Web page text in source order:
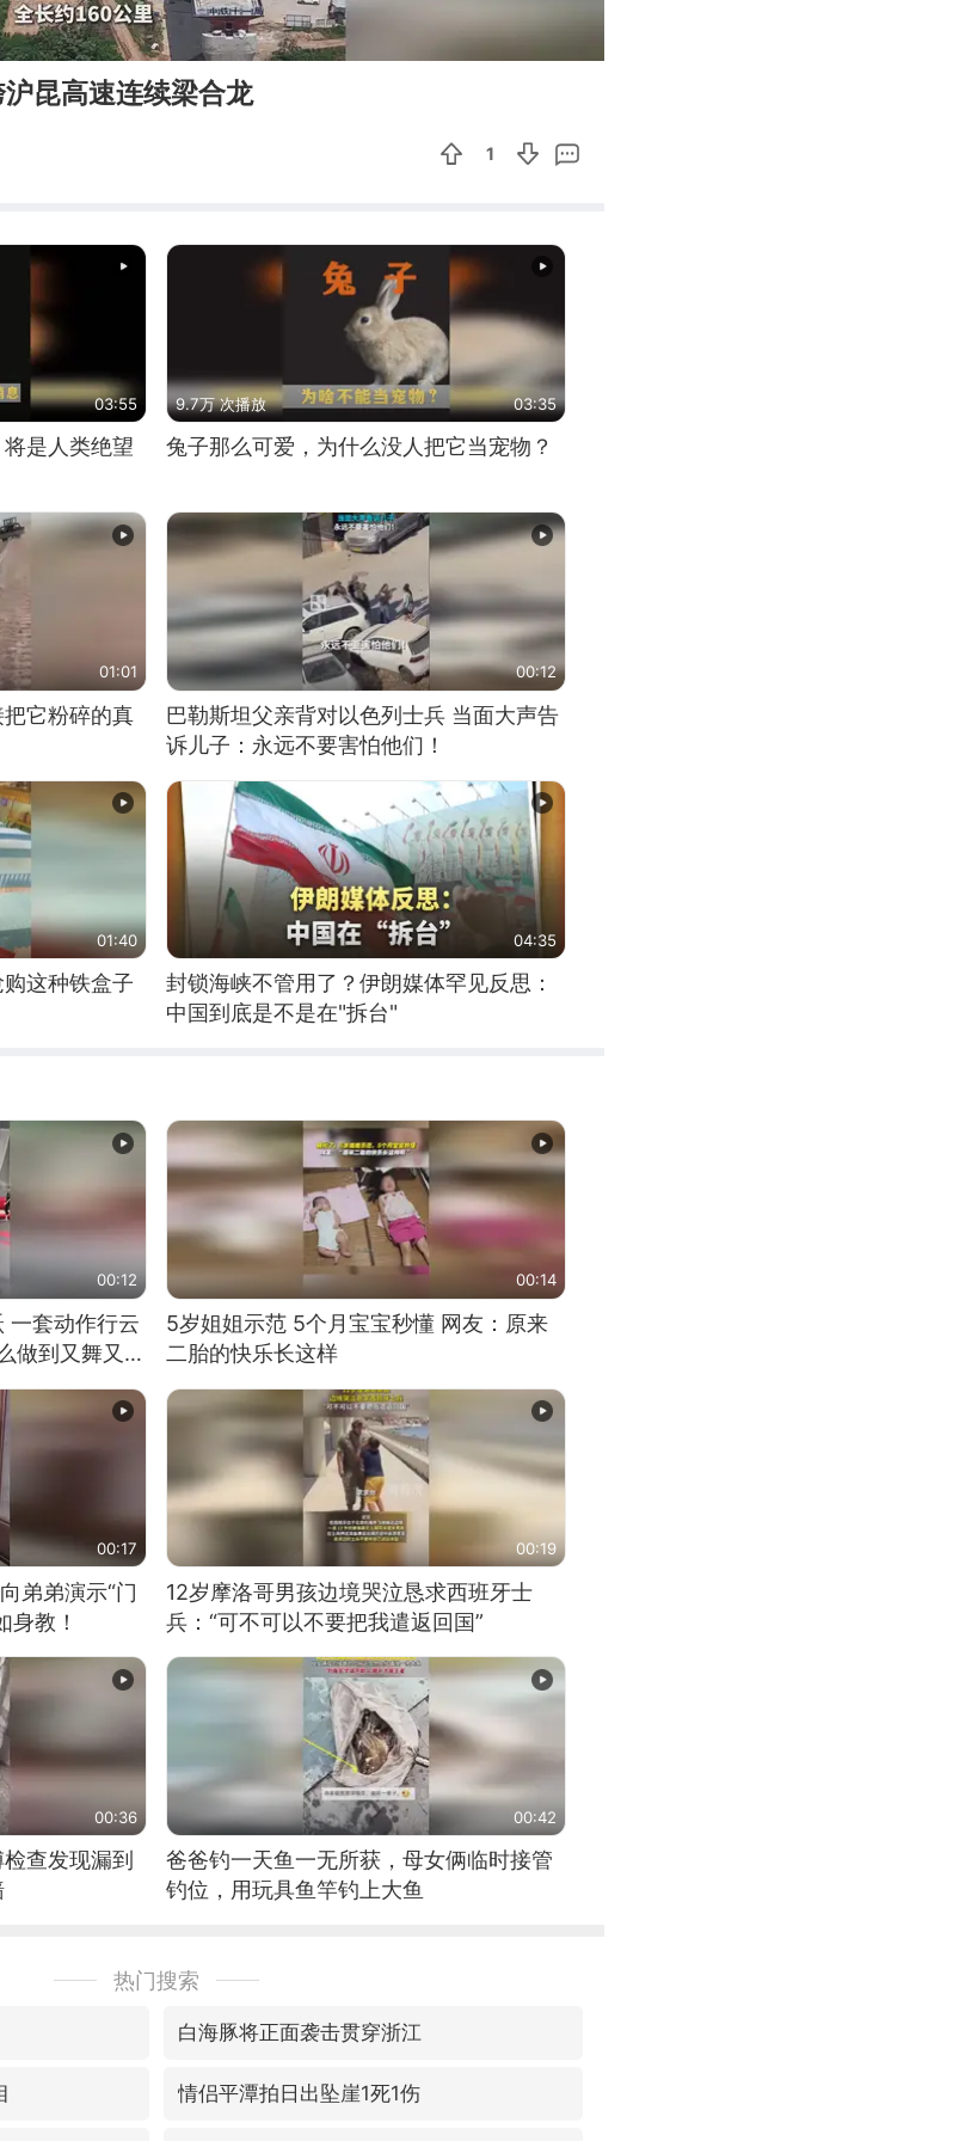
00:13
昆高速连续梁合龙
1
03:55
是人类绝望
9.7万 次播放 03:35
兔子那么可爱，为什么没人把它当宠物？
01:01
它粉碎的真
00:12
巴勒斯坦父亲背对以色列士兵 当面大声告
诉儿子：永远不要害怕他们！
01:40
这种铁盒子
04:35
封锁海峡不管用了？伊朗媒体罕见反思：
中国到底是不是在"拆台"
00:12
一套动作行云
做到又舞又武
00:14
5岁姐姐示范 5个月宝宝秒懂 网友：原来
二胎的快乐长这样
00:17
弟弟演示“门
身教！
00:19
12岁摩洛哥男孩边境哭泣恳求西班牙士
兵：“可不可以不要把我遣返回国”
00:36
查发现漏到
00:42
爸爸钓一天鱼一无所获，母女俩临时接管
钓位，用玩具鱼竿钓上大鱼
热门搜索
白海豚将正面袭击贯穿浙江
情侣平潭拍日出坠崖1死1伤